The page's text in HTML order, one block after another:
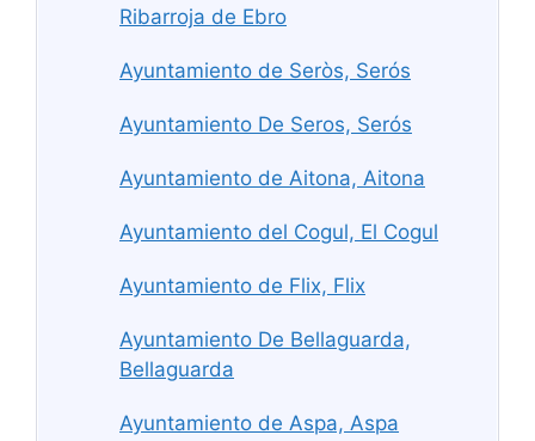
Ribarroja de Ebro
Ayuntamiento de Seròs, Serós
Ayuntamiento De Seros, Serós
Ayuntamiento de Aitona, Aitona
Ayuntamiento del Cogul, El Cogul
Ayuntamiento de Flix, Flix
Ayuntamiento De Bellaguarda,
Bellaguarda
Ayuntamiento de Aspa, Aspa